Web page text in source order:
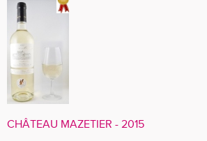
CHÂTEAU MAZETIER - 2015